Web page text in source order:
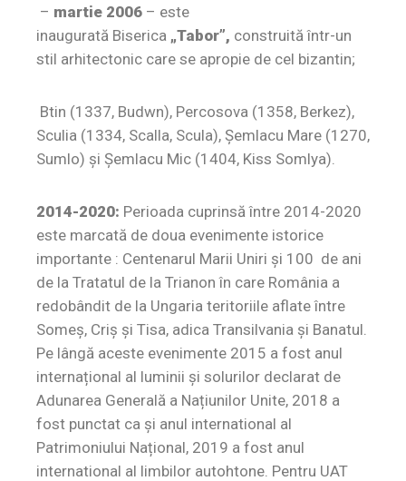
– martie 2006 – este
inaugurată Biserica „Tabor”, construită într-un
stil arhitectonic care se apropie de cel bizantin;
Btin (1337, Budwn), Percosova (1358, Berkez),
Sculia (1334, Scalla, Scula), Şemlacu Mare (1270,
Sumlo) şi Şemlacu Mic (1404, Kiss Somlya).
2014-2020: Perioada cuprinsă între 2014-2020
este marcată de doua evenimente istorice
importante : Centenarul Marii Uniri și 100 de ani
de la Tratatul de la Trianon în care România a
redobândit de la Ungaria teritoriile aflate între
Someș, Criș și Tisa, adica Transilvania și Banatul.
Pe lângă aceste evenimente 2015 a fost anul
internațional al luminii și solurilor declarat de
Adunarea Generală a Națiunilor Unite, 2018 a
fost punctat ca și anul international al
Patrimoniului Național, 2019 a fost anul
international al limbilor autohtone. Pentru UAT